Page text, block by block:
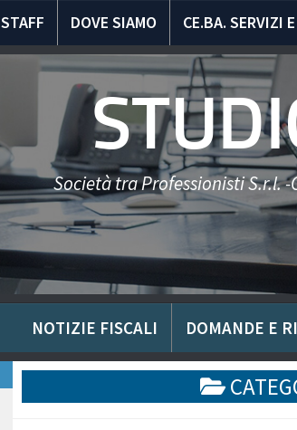
STAFF DOVE SIAMO CE.BA. SERVIZI
Società tra Professionisti S.r.l.
NOTIZIE FISCALI DOMANDE E